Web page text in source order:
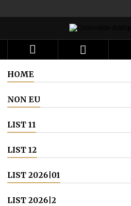
 
HOME
NON EU
LIST 11
LIST 12
LIST 2026|01
LIST 2026|2